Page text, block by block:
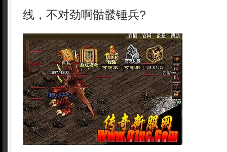
线，不对劲啊骷髅锤兵?